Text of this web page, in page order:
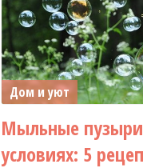
Дом и уют
​Мыльные
условиях: 5